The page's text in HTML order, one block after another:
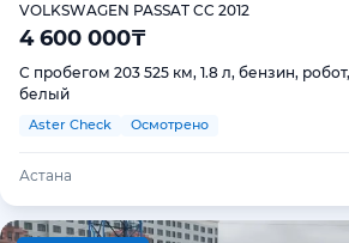
VOLKSWAGEN PASSAT CC 2012
4 600 000₸
С пробегом 203 525 км, 1.8 л, бензин,
белый
Aster Check Осмотрено
Астана